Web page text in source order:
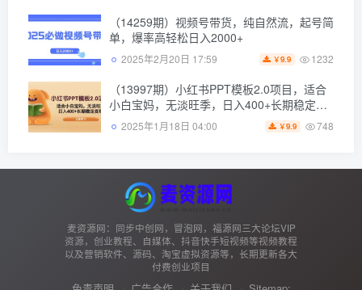
（14259期）视频号带货，纯自然流，起号简
单，爆率高轻松日入2000+
2025年2月20日 17:59 ￥9.9 1232
（13997期）小红书PPT模板2.0项目，适合
小白宝妈，无淡旺季，日入400+长期稳定变
2025年1月18日 04:00 ￥9.9 748
麦资源网：同步中创网，冒泡网，福源网三大论坛VIP
资源，创业教程、自媒体、抖音快手短视频等视频教程
以及营销软件、源码、淘宝虚拟资源等，长期更新各大
付费创业项目